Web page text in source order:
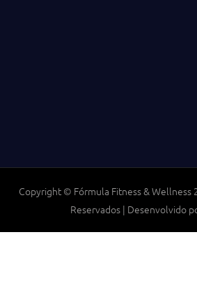
Copyright © Fórmula Fitness & Wellness
Reservados | Desenvolvido